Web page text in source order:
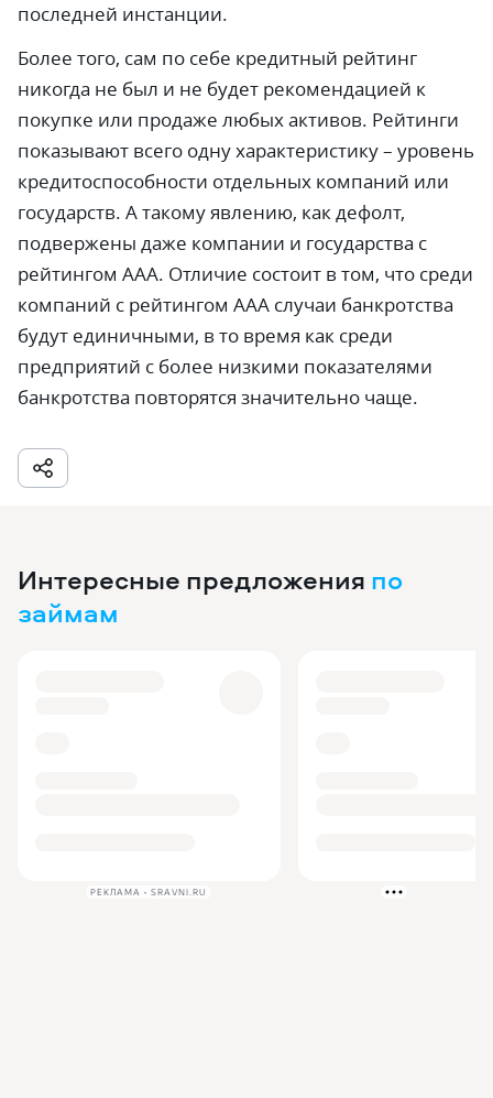
последней инстанции.
Более того, сам по себе кредитный рейтинг
никогда не был и не будет рекомендацией к
покупке или продаже любых активов. Рейтинги
показывают всего одну характеристику – уровень
кредитоспособности отдельных компаний или
государств. А такому явлению, как дефолт,
подвержены даже компании и государства с
рейтингом ААА. Отличие состоит в том, что среди
компаний с рейтингом ААА случаи банкротства
будут единичными, в то время как среди
предприятий с более низкими показателями
банкротства повторятся значительно чаще.
Интересные предложения по
займам
РЕКЛАМА • SRAVNI.RU